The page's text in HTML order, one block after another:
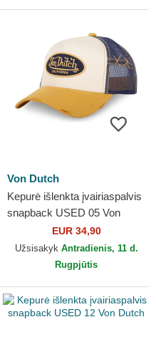
Von Dutch
Kepurė išlenkta įvairiaspalvis
snapback USED 05 Von
EUR 34,90
Užsisakyk Antradienis, 11 d.
Rugpjūtis